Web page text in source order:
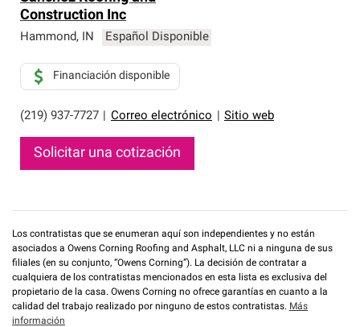
Construction Inc
Hammond, IN Español Disponible
(219) 937-7727 Correo electrónico Sitio web
Financiación disponible
Solicitar una cotización
Los contratistas que se enumeran aquí son independientes y no están
asociados a Owens Corning Roofing and Asphalt, LLC ni a ninguna de sus
filiales (en su conjunto, “Owens Corning”). La decisión de contratar a
cualquiera de los contratistas mencionados en esta lista es exclusiva del
propietario de la casa. Owens Corning no ofrece garantías en cuanto a la
calidad del trabajo realizado por ninguno de estos contratistas. Más
información